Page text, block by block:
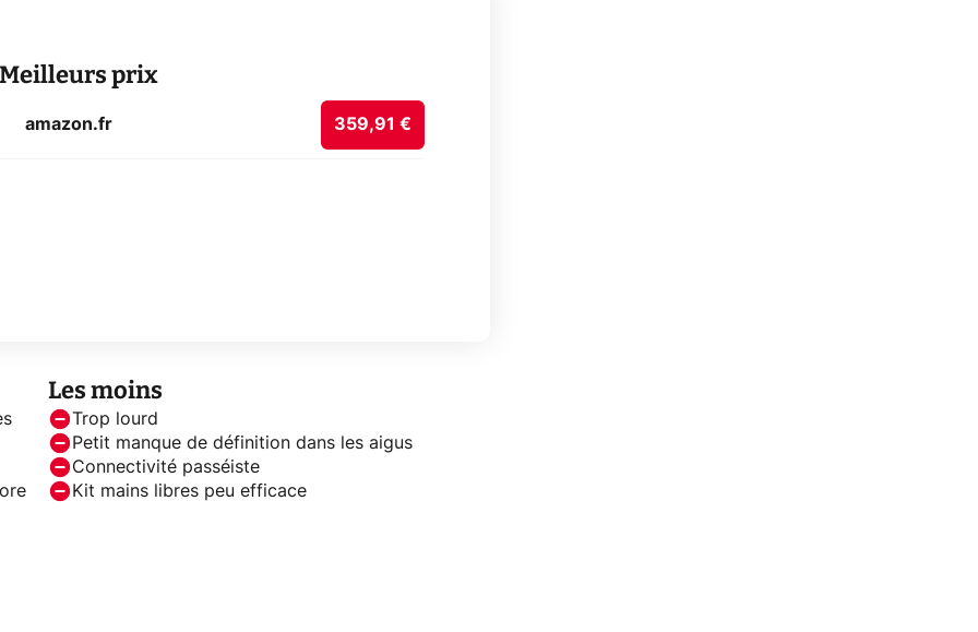
Meilleurs prix
amazon.fr 359,91 €
Les moins
Trop lourd
Petit manque de définition dans les aigus
Connectivité passéiste
Kit mains libres peu efficace